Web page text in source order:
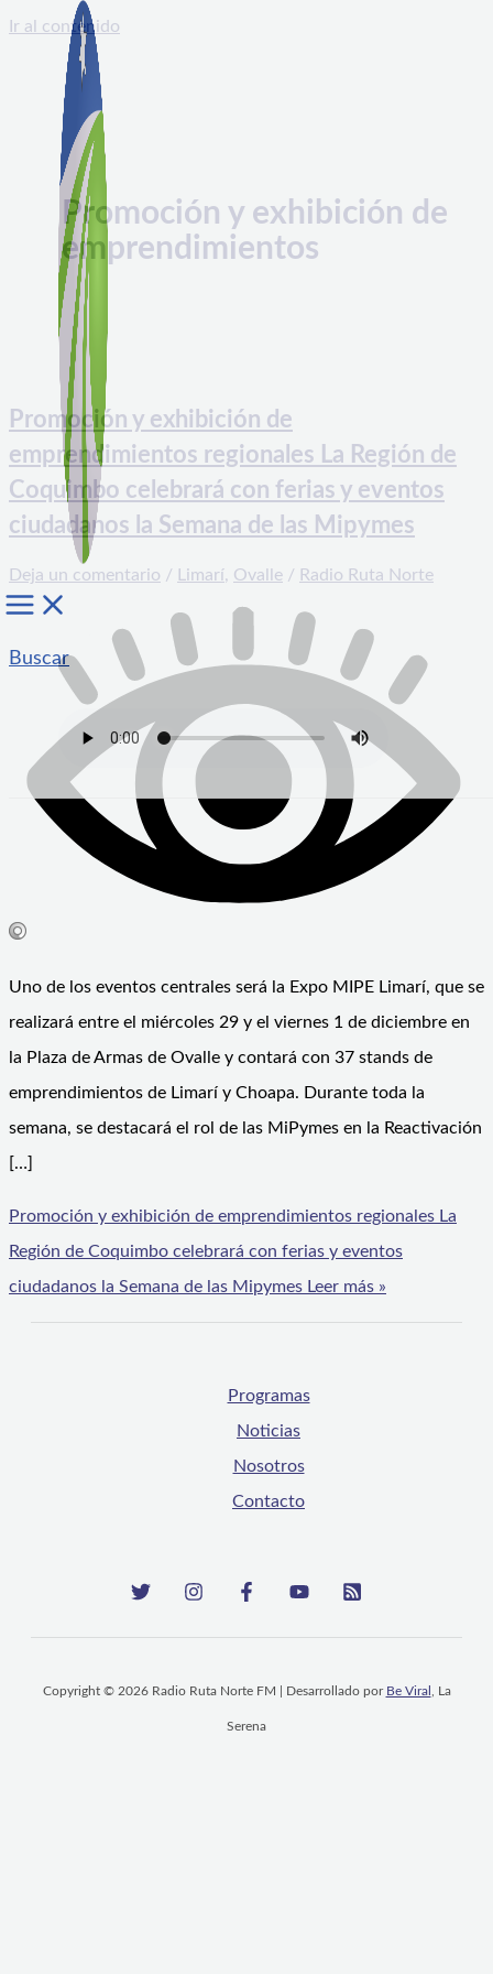
Ir al contenido
Buscar
Promoción y exhibición de
emprendimientos
Promoción y exhibición de
emprendimientos regionales La Región de
Coquimbo celebrará con ferias y eventos
ciudadanos la Semana de las Mipymes
Deja un comentario / Limarí, Ovalle / Radio Ruta Norte
Uno de los eventos centrales será la Expo MIPE Limarí, que se
realizará entre el miércoles 29 y el viernes 1 de diciembre en
la Plaza de Armas de Ovalle y contará con 37 stands de
emprendimientos de Limarí y Choapa. Durante toda la
semana, se destacará el rol de las MiPymes en la Reactivación
[…]
Promoción y exhibición de emprendimientos regionales La
Región de Coquimbo celebrará con ferias y eventos
ciudadanos la Semana de las Mipymes Leer más »
Programas
Noticias
Nosotros
Contacto
Copyright © 2026 Radio Ruta Norte FM | Desarrollado por Be Viral , La
Serena